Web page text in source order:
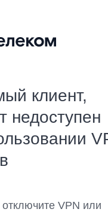
клиент,
недоступен
VPN или